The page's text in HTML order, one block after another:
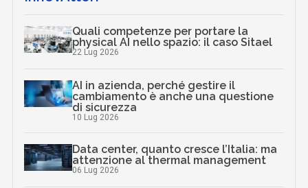
Quali competenze per portare la
physical AI nello spazio: il caso Sitael
22 Lug 2026
AI in azienda, perché gestire il
cambiamento è anche una questione
di sicurezza
10 Lug 2026
Data center, quanto cresce l’Italia: ma
attenzione al thermal management
06 Lug 2026